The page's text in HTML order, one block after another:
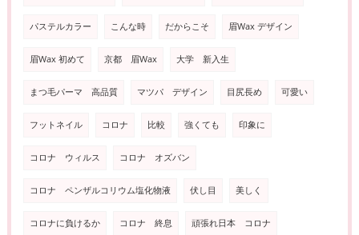
パステルカラー こんな時 だからこそ 眉Wax デザイン
眉Wax 初めて 京都 眉Wax 大学 新入生
まつ毛パーマ 高品質 マツパ デザイン 目尻長め 可愛い
フットネイル コロナ 比較 強くても 印象に
コロナ ウィルス コロナ オズバン
コロナ ペンザルコリウム塩化物液 伏し目 美しく
コロナに負けるか コロナ 終息 頑張れ日本 コロナ